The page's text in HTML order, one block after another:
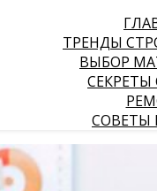
ТРЕНДЫ
ВЫБОР
СОВЕТЫ